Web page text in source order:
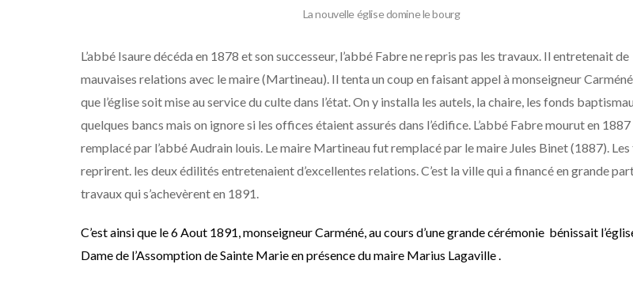
La nouvelle église domine le bourg
L’abbé Isaure décéda en 1878 et son successeur, l’abbé Fabre ne repris pas les travaux. Il entretenait de
mauvaises relations avec le maire (Martineau). Il tenta un coup en faisant appel à monseigneur
que l’église soit mise au service du culte dans l’état. On y installa les autels, la chaire, les fonds
quelques bancs mais on ignore si les offices étaient assurés dans l’édifice. L’abbé Fabre mourut en
remplacé par l’abbé Audrain louis. Le maire Martineau fut remplacé par le maire Jules Binet (1887).
reprirent. les deux édilités entretenaient d’excellentes relations. C’est la ville qui a financé en grande
travaux qui s’achevèrent en 1891.
C’est ainsi que le 6 Aout 1891, monseigneur Carméné, au cours d’une grande cérémonie bénissait
Dame de l’Assomption de Sainte Marie en présence du maire Marius Lagaville .